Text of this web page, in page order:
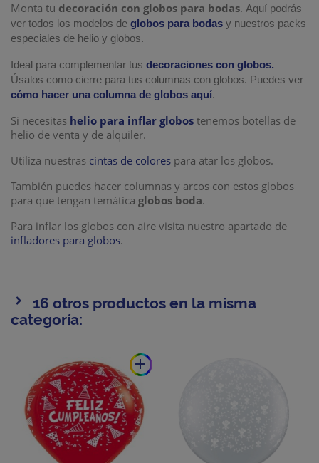
Monta tu decoración con globos para bodas. Aquí podrás
ver todos los modelos de globos para bodas y nuestros packs
especiales de helio y globos.
Ideal para complementar tus decoraciones con globos.
Úsalos como cierre para tus columnas con globos. Puedes ver
cómo hacer una columna de globos aquí.
Si necesitas helio para inflar globos tenemos botellas de
helio de venta y de alquiler.
Utiliza nuestras cintas de colores para atar los globos.
También puedes hacer columnas y arcos con estos globos
para que tengan temática globos boda.
Para inflar los globos con aire visita nuestro apartado de
infladores para globos.
16 otros productos en la misma
categoría:
add